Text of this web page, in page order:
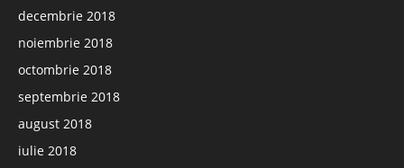
decembrie 2018
noiembrie 2018
octombrie 2018
septembrie 2018
august 2018
iulie 2018